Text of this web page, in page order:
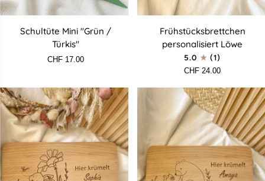
Schultüte
Schultüte Mini "Grün /
Türkis"
CHF 17.00
Frühstücksbrettchen
Löwe
Frühstücksbrettchen
personalisiert Löwe
5.0
(1)
CHF 24.00